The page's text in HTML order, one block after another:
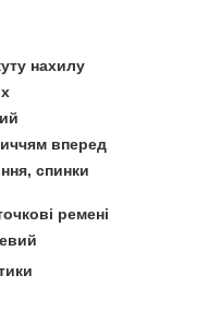
нахилу
вперед
спинки
ремені